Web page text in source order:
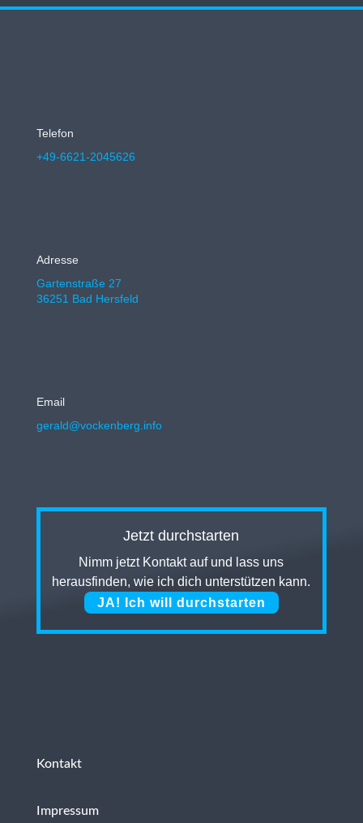
Telefon
+49-6621-2045626
Adresse
Gartenstraße 27
36251 Bad Hersfeld
Email
gerald@vockenberg.info
Jetzt durchstarten
Nimm jetzt Kontakt auf und lass uns
herausfinden, wie ich dich unterstützen kann.
JA! Ich will durchstarten
Kontakt
Impressum